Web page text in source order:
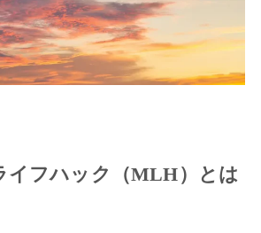
イフハック（MLH）とは